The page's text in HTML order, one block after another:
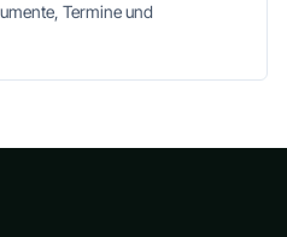
Termine und